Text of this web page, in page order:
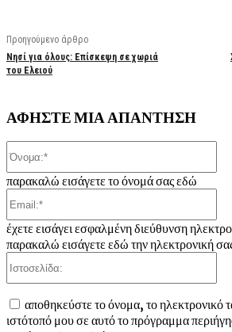
Προηγούμενο άρθρο
Νησί για όλους: Επίσκεψη σε χωριά
του Ελειού
ΑΦΗΣΤΕ ΜΙΑ ΑΠΑΝΤΗΣΗ
παρακαλώ εισάγετε το όνομά σας εδώ
έχετε εισάγει εσφαλμένη διεύθυνση
παρακαλώ εισάγετε εδώ την ηλεκτρονική
αποθηκεύστε το όνομα, το ηλεκτρονικό
ιστότοπό μου σε αυτό το πρόγραμμα